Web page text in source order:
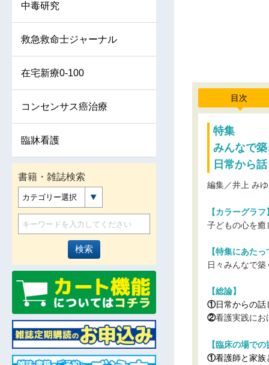
目次
特集
みんなで
日常から
編集／井上 み
【カラーグラフ
子どもの心を癒
【特集にあたっ
日々みんなで
【総論】
①日常からの話
②看護実践にお
【臨床の場で
①看護師と家族
中毒研究
救急救命士ジャーナル
在宅新療0-100
コンセンサス癌治療
臨牀看護
書籍・雑誌検索
カテゴリー選択